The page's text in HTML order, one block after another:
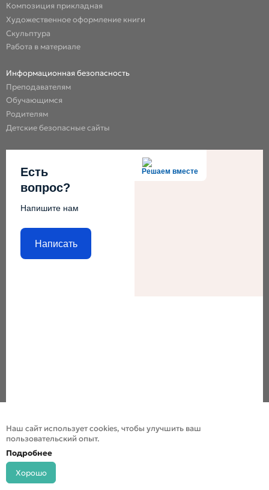
Композиция прикладная
Художественное оформление книги
Скульптура
Работа в материале
Информационная безопасность
Преподавателям
Обучающимся
Родителям
Детские безопасные сайты
Решаем вместе
Есть
вопрос?
Напишите нам
Написать
Наш сайт использует cookies, чтобы улучшить ваш
пользовательский опыт.
Подробнее
Хорошо